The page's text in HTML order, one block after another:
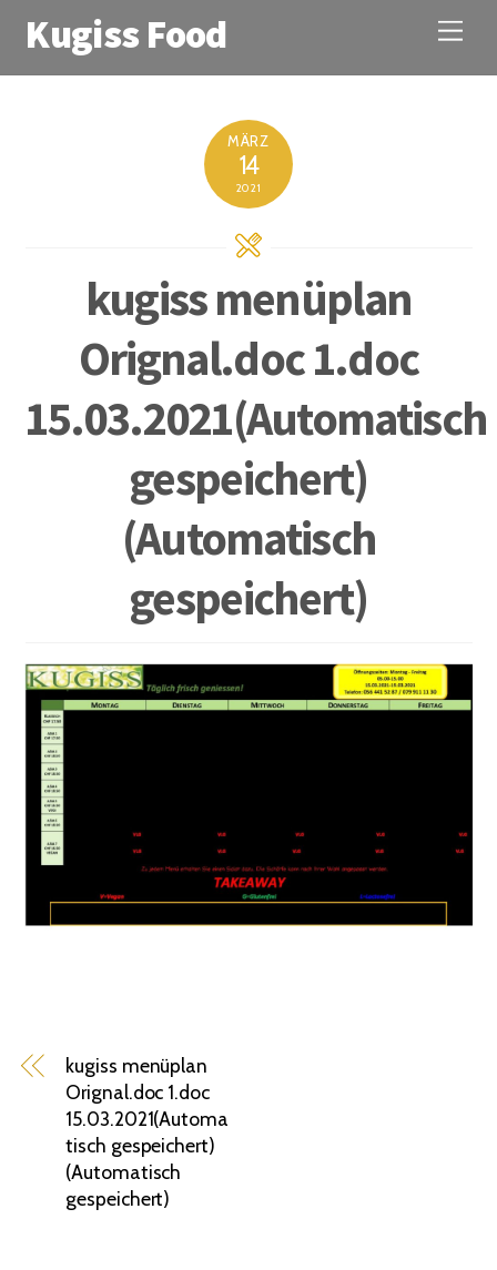
M
e
Kugiss Food
MÄRZ
14
2021
kugiss menüplan
Orignal.doc 1.doc
15.03.2021(Automatisch
gespeichert)
(Automatisch
gespeichert)
kugiss menüplan
Orignal.doc 1.doc
15.03.2021(Automa
tisch gespeichert)
(Automatisch
gespeichert)